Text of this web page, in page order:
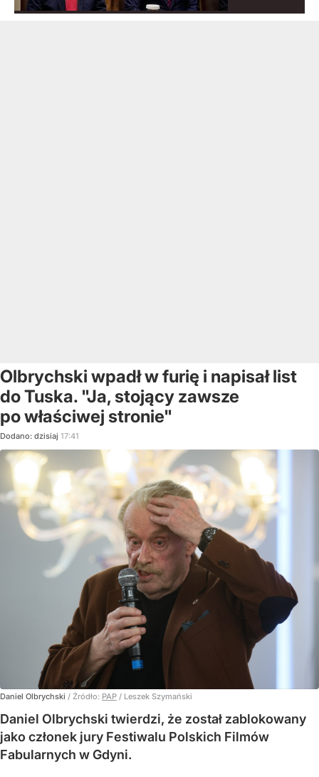
Olbrychski wpadł w furię i napisał list
do Tuska. "Ja, stojący zawsze
po właściwej stronie"
Dodano: dzisiaj 17:41
Daniel Olbrychski / Źródło: PAP / Leszek Szymański
Daniel Olbrychski twierdzi, że został zablokowany
jako członek jury Festiwalu Polskich Filmów
Fabularnych w Gdyni.